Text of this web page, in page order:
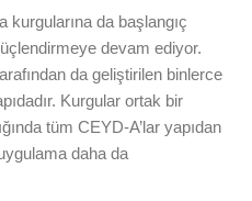
kurgularına da başlangıç
devam ediyor.
da geliştirilen binlerce
Kurgular ortak bir
tüm CEYD-A’lar yapıdan
daha da